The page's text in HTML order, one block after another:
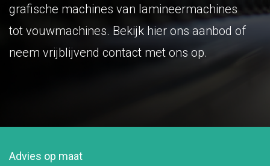
grafische machines van lamineermachines
tot vouwmachines. Bekijk hier ons aanbod of
neem vrijblijvend contact met ons op.
Advies op maat